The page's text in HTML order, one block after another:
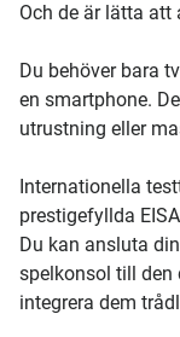
Och de är lätta att
Du behöver bara
en smartphone.
utrustning eller
Internationella
prestigefyllda
Du kan ansluta
spelkonsol till den
integrera dem